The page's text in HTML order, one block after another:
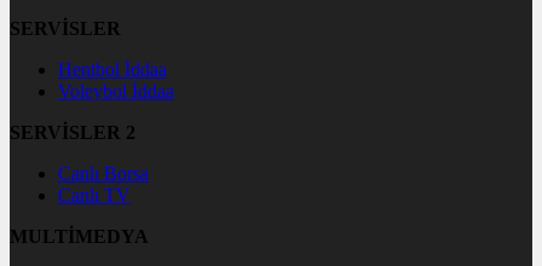
SERVİSLER
Hentbol İddaa
Voleybol İddaa
SERVİSLER 2
Canlı Borsa
Canlı TV
MULTİMEDYA